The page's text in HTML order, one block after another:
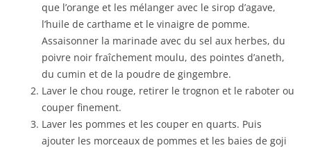
que l’orange et les mélanger avec le sirop d’agave,
l’huile de carthame et le vinaigre de pomme.
Assaisonner la marinade avec du sel aux herbes, du
poivre noir fraîchement moulu, des pointes d’aneth,
du cumin et de la poudre de gingembre.
Laver le chou rouge, retirer le trognon et le raboter ou
couper finement.
Laver les pommes et les couper en quarts. Puis
ajouter les morceaux de pommes et les baies de goji